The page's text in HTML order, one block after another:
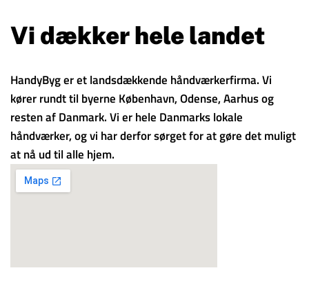
Vi dækker hele landet
HandyByg er et landsdækkende håndværkerfirma. Vi
kører rundt til byerne København, Odense, Aarhus og
resten af Danmark. Vi er hele Danmarks lokale
håndværker, og vi har derfor sørget for at gøre det muligt
at nå ud til alle hjem.